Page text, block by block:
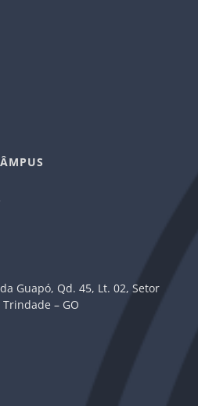
Guapó, Qd. 45, Lt. 02, Setor
Trindade – GO